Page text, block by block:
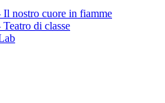
Il nostro cuore in fiamme
Teatro di classe